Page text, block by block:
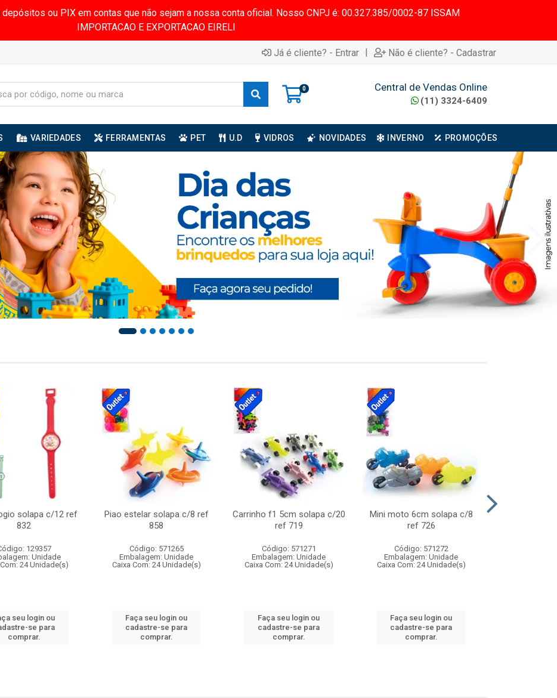
depósitos ou PIX em contas que não sejam a nossa conta oficial. Nosso CNPJ é: 00.327.385/0002-87 ISSAM
IMPORTACAO E EXPORTACAO EIRELI
Já é cliente? - Entrar | Não é cliente? - Cadastrar
0 Central de Vendas Online
(11) 3324-6409
VARIEDADES FERRAMENTAS PET U.D VIDROS NOVIDADES INVERNO PROMOÇÕES
solapa c/12 ref
832
129357
Unidade
24 Unidade(s)
seu login ou
se para
comprar.
Piao estelar solapa c/8 ref
858
Código: 571265
Embalagem: Unidade
Caixa Com: 24 Unidade(s)
Faça seu login ou
cadastre-se para
comprar.
Carrinho f1 5cm solapa c/20
ref 719
Código: 571271
Embalagem: Unidade
Caixa Com: 24 Unidade(s)
Faça seu login ou
cadastre-se para
comprar.
Mini moto 6cm solapa c/8
ref 726
Código: 571272
Embalagem: Unidade
Caixa Com: 24 Unidade(s)
Faça seu login ou
cadastre-se para
comprar.